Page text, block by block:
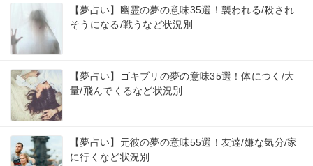
【夢占い】幽霊の夢の意味35選！襲われる/殺され
そうになる/戦うなど状況別
【夢占い】ゴキブリの夢の意味35選！体につく/大
量/飛んでくるなど状況別
【夢占い】元彼の夢の意味55選！友達/嫌な気分/家
に行くなど状況別